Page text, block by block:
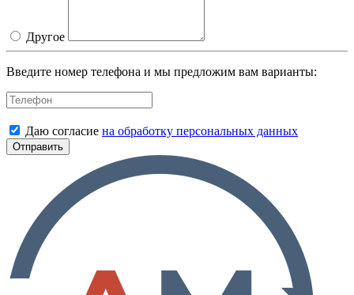
Другое
Введите номер телефона и мы предложим вам варианты:
Даю согласие на обработку персональных данных
Отправить